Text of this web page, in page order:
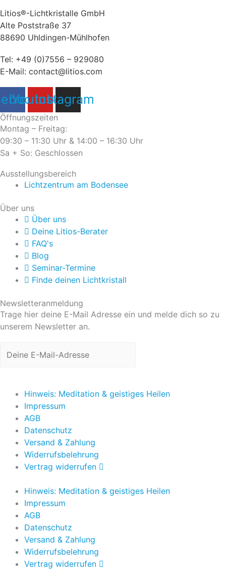
Litios®-Lichtkristalle GmbH
Alte Poststraße 37
88690 Uhldingen-Mühlhofen
Tel: +49 (0)7556 – 929080
E-Mail: contact@litios.com
Youtube
Instagram
Öffnungszeiten
Montag – Freitag:
09:30 – 11:30 Uhr & 14:00 – 16:30 Uhr
Sa + So: Geschlossen
Ausstellungsbereich
Lichtzentrum am Bodensee
Über uns
Über uns
Deine Litios-Berater
FAQ's
Blog
Seminar-Termine
Finde deinen Lichtkristall
Newsletteranmeldung
Trage hier deine E-Mail Adresse ein und melde dich so zu
unserem Newsletter an.
Hinweis: Meditation & geistiges Heilen
Impressum
AGB
Datenschutz
Versand & Zahlung
Widerrufsbelehrung
Vertrag widerrufen
Hinweis: Meditation & geistiges Heilen
Impressum
AGB
Datenschutz
Versand & Zahlung
Widerrufsbelehrung
Vertrag widerrufen